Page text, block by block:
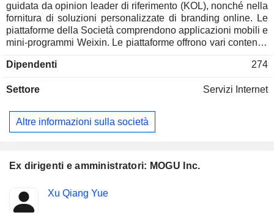
Ex dirigenti e amministratori: MOGU Inc.
Insider
Posizioni
ricoperte
Xu Qiang Yue
guidata da opinion leader di riferimento (KOL), nonché nella
fornitura di soluzioni personalizzate di branding online. Le
piattaforme della Società comprendono applicazioni mobili e
mini-programmi Weixin. Le piattaforme offrono vari contenuti
breve durata, fotografia e una comunità di recensioni online.
prodotti per la cura personale, alimenti, prodotti di medicina
casa e prodotti alimentari. La Società è inoltre impegnata
nella fornitura di servizi di marketing, servizi di gestione di
Dipendenti 274
Settore Servizi Internet
Altre informazioni sulla società